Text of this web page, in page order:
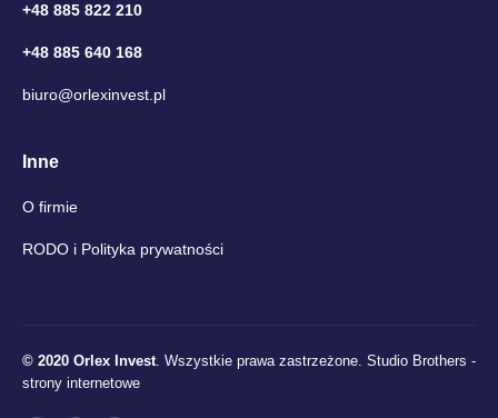
+48 885 822 210
+48 885 640 168
biuro@orlexinvest.pl
Inne
O firmie
RODO i Polityka prywatności
© 2020 Orlex Invest. Wszystkie prawa zastrzeżone. Studio Brothers -
strony internetowe